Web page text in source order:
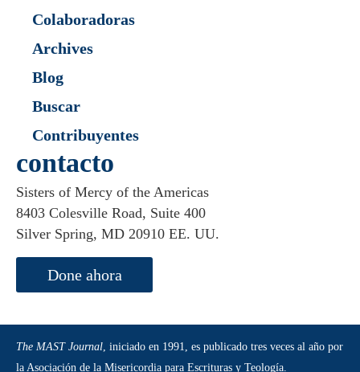
Colaboradoras
Archives
Blog
Buscar
Contribuyentes
contacto
Sisters of Mercy of the Americas
8403 Colesville Road, Suite 400
Silver Spring, MD 20910 EE. UU.
Done ahora
The MAST Journal , iniciado en 1991, es publicado tres veces al año por
la Asociación de la Misericordia para Escrituras y Teología.